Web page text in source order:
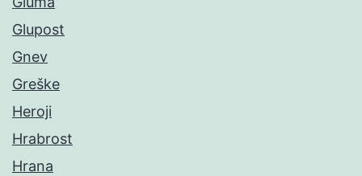
Glupost
Gnev
Greške
Heroji
Hrabrost
Hrana